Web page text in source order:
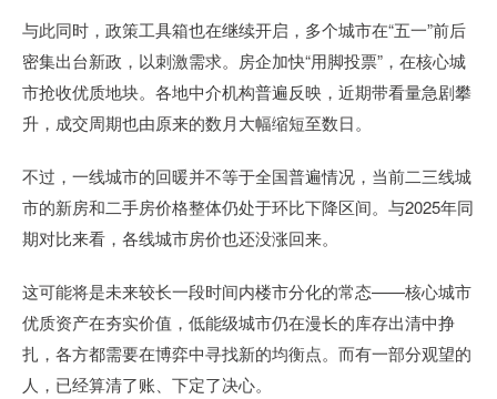
与此同时，政策工具箱也在继续开启，多个城市在“五一”前后
密集出台新政，以刺激需求。房企加快“用脚投票”，在核心城
市抢收优质地块。各地中介机构普遍反映，近期带看量急剧攀
升，成交周期也由原来的数月大幅缩短至数日。
不过，一线城市的回暖并不等于全国普遍情况，当前二三线城
市的新房和二手房价格整体仍处于环比下降区间。与2025年同
期对比来看，各线城市房价也还没涨回来。
这可能将是未来较长一段时间内楼市分化的常态——核心城市
优质资产在夯实价值，低能级城市仍在漫长的库存出清中挣
扎，各方都需要在博弈中寻找新的均衡点。而有一部分观望的
人，已经算清了账、下定了决心。